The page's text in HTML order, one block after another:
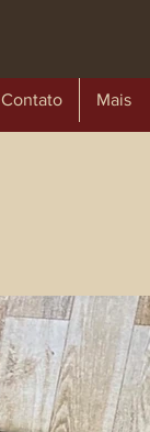
Contato Mais